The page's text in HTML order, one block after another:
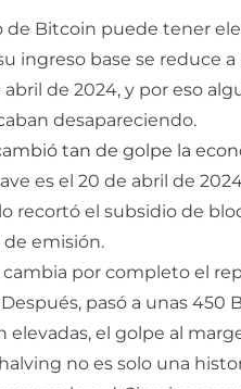
de Bitcoin puede tener
ingreso base se reduce
de 2024, y por eso
desapareciendo.
tan de golpe la
es el 20 de abril de
recortó el subsidio de
emisión.
cambia por completo el
Después, pasó a unas 450
elevadas, el golpe al
no es solo una